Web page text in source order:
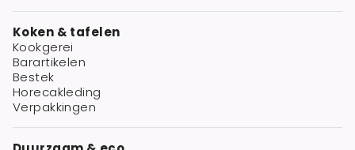
Koken & tafelen
Kookgerei
Barartikelen
Bestek
Horecakleding
Verpakkingen